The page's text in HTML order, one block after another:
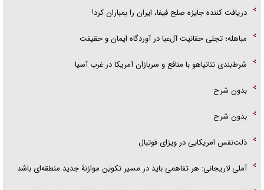
دریافت کننده جایزه صلح فیفا، ایران را بمباران کرد!
مباهله؛ تجلی حقانیت آل‌عبا در آوردگاه ایمان و حقیقت
شرط‌بندی نتانیاهو با منافع و سربازان آمریکا در غرب آسیا
بدون شرح
بدون شرح
ذلت‌نفس امریکایی در ویزای فوتبال
آملی لاریجانی: هر تفاهمی باید در مسیر تکوین موازنۀ جدید منطقه‌ای باشد